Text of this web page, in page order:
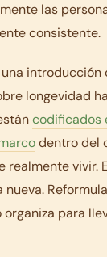
las
consistente.
introducción
longevidad
codificados
dentro del
realmente vivir.
para